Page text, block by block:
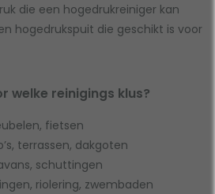
die een hogedrukreiniger kan
hogedrukspuit die geschikt is voor
welke reinigings klus?
fietsen
terrassen, dakgoten
schuttingen
riolering, zwembaden